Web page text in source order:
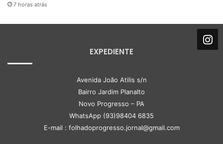
7 horas atrás
EXPEDIENTE
Avenida João Atilis s/n
Bairro Jardim Planalto
Novo Progresso – PA
WhatsApp (93)98404 6835
E-mail : folhadoprogresso.jornal@gmail.com